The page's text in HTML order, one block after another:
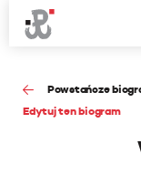
Powstańcze
Edytuj ten biogram